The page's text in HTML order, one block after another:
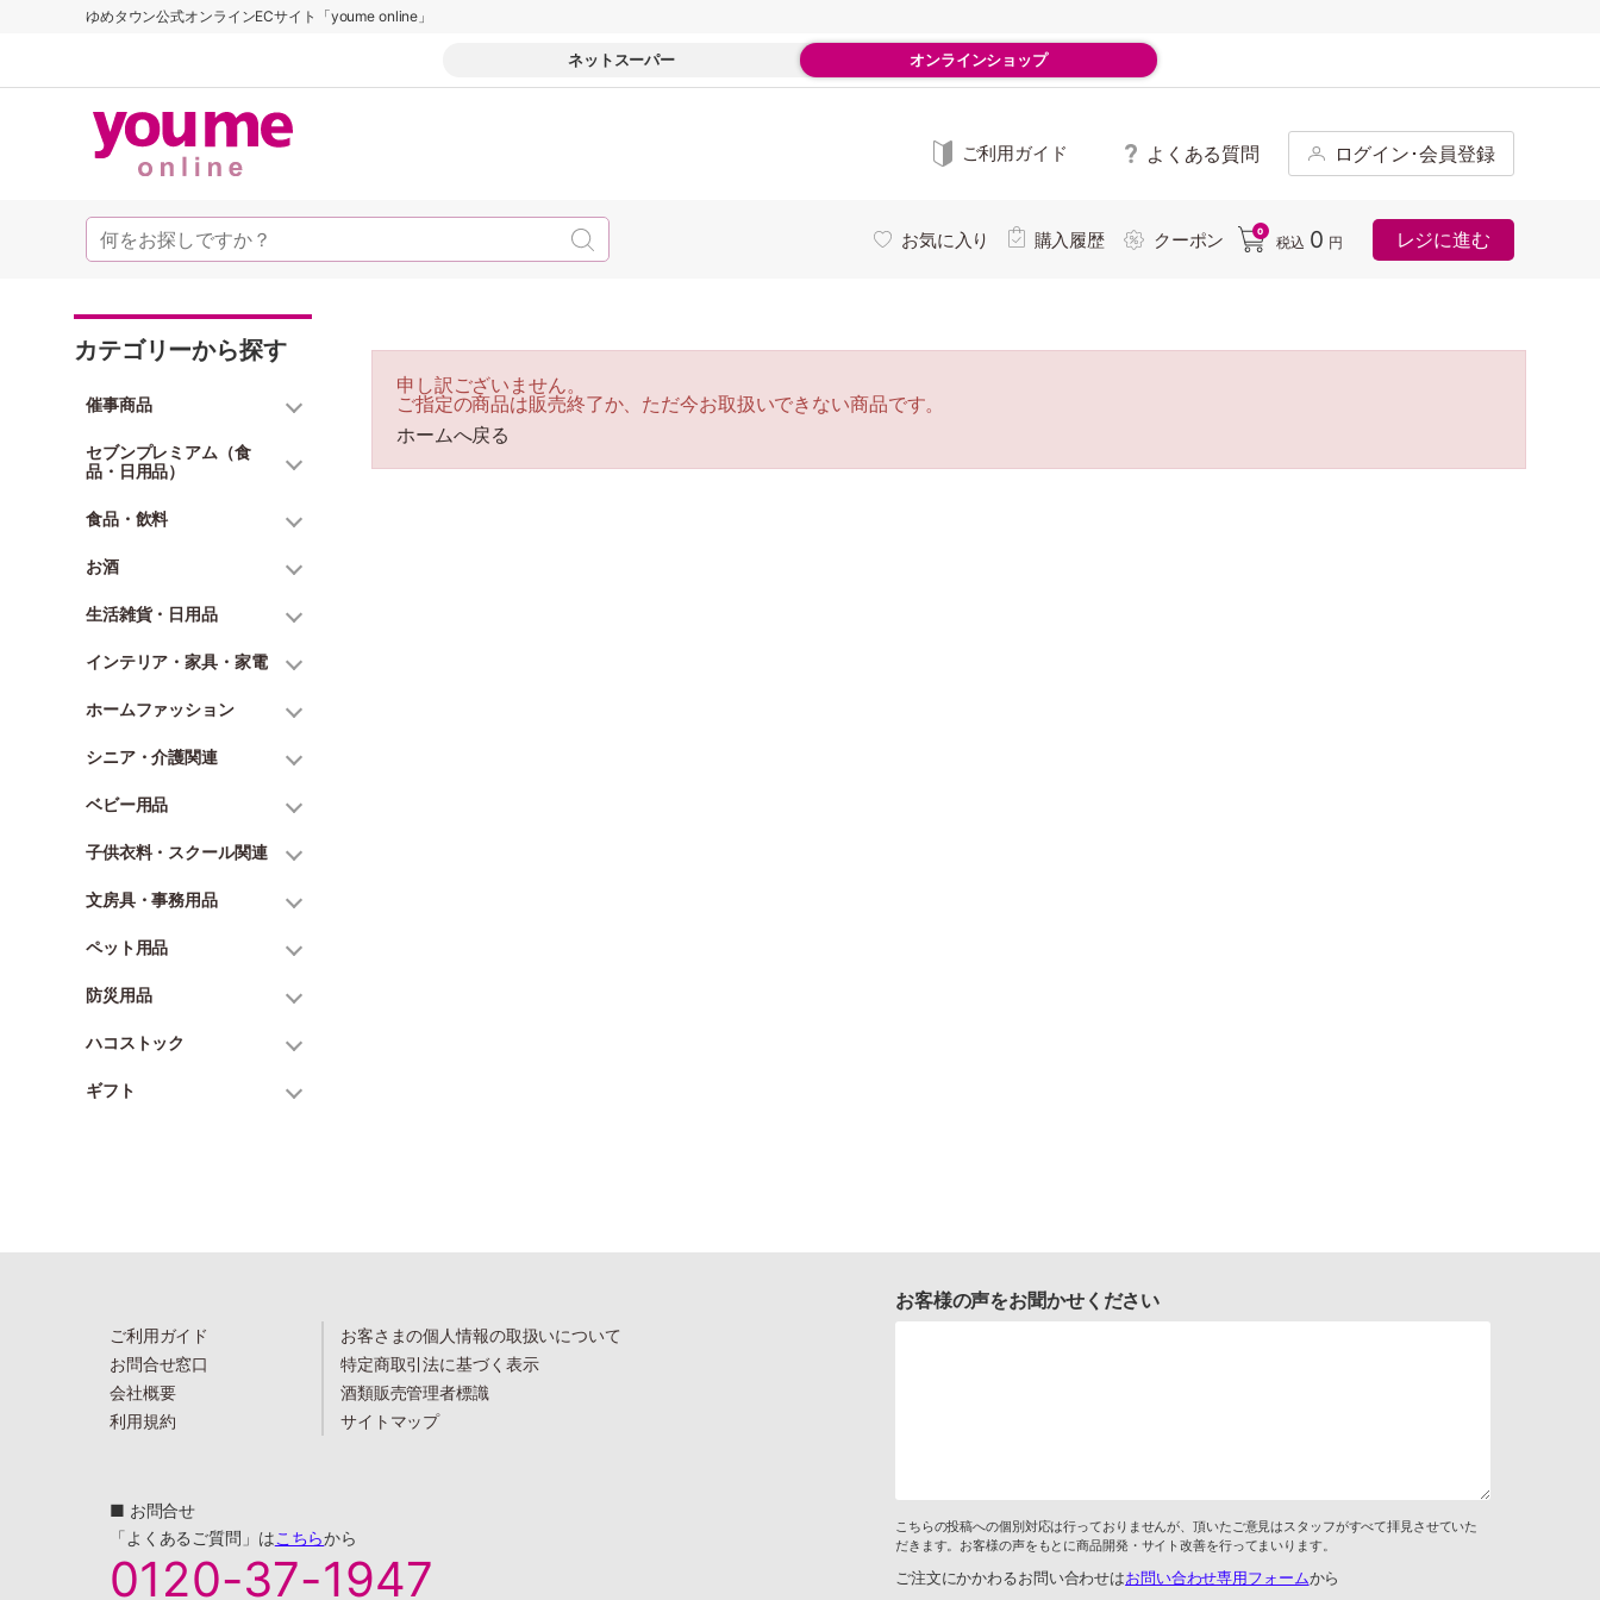
ゆめタウン公式オンラインECサイト「youme online」
ネットスーパー オンラインショップ
ご利用ガイド よくある質問 ログイン･会員登録
お気に入り 購入履歴 クーポン 0
税込 0 円 レジに進む
カテゴリーから探す
催事商品
セブンプレミアム（食
品・日用品）
食品・飲料
お酒
生活雑貨・日用品
インテリア・家具・家電
ホームファッション
シニア・介護関連
ベビー用品
子供衣料・スクール関連
文房具・事務用品
ペット用品
防災用品
ハコストック
ギフト
申し訳ございません。
ご指定の商品は販売終了か、ただ今お取扱いできない商品です。
ホームへ戻る
ご利用ガイド
お問合せ窓口
会社概要
利用規約
お客さまの個人情報の取扱いについて
特定商取引法に基づく表示
酒類販売管理者標識
サイトマップ
■ お問合せ
「よくあるご質問」はこちらから
0120-37-1947
お客様の声をお聞かせください
こちらの投稿への個別対応は行っておりませんが、頂いたご意見はスタッフがすべて拝見させていた
だきます。お客様の声をもとに商品開発・サイト改善を行ってまいります。
ご注文にかかわるお問い合わせはお問い合わせ専用フォームから